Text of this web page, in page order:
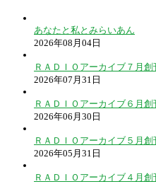
あなたと私とみらいあん
2026年08月04日
ＲＡＤＩＯアーカイブ７月創
2026年07月31日
ＲＡＤＩＯアーカイブ６月創
2026年06月30日
ＲＡＤＩＯアーカイブ５月創
2026年05月31日
ＲＡＤＩＯアーカイブ４月創